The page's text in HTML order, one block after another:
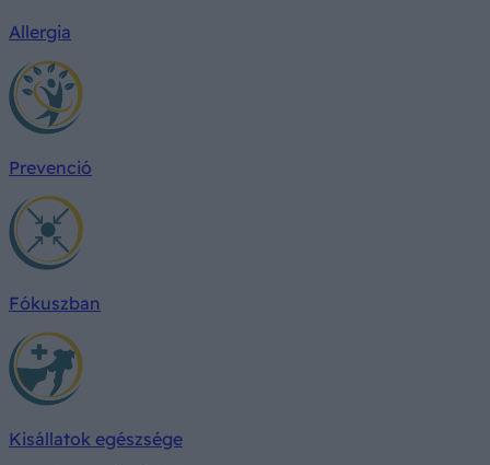
Allergia
Prevenció
Fókuszban
Kisállatok egészsége